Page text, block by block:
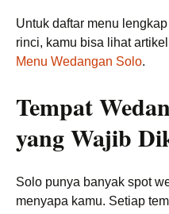
Untuk daftar menu
rinci, kamu bisa lihat artikel
Menu Wedangan Solo.
Tempat
yang Wajib
Solo punya banyak spot
menyapa kamu. Setiap